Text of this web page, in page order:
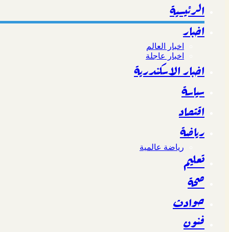
الرئيسية
اخبار
اخبار العالم
اخبار عاجلة
اخبار الاسكندرية
سياسة
اقتصاد
رياضة
رياضة عالمية
تعليم
صحة
حوادث
فنون